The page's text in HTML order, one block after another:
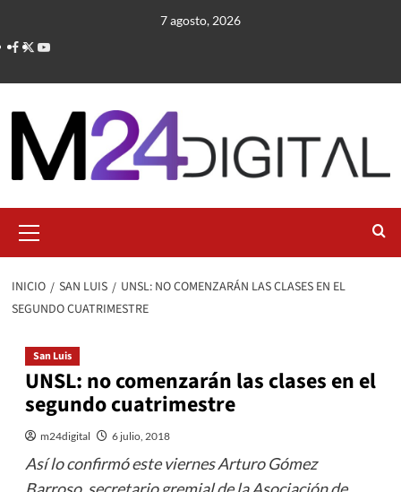
contenido
7 agosto, 2026
primario
INICIO SAN LUIS
UNSL: NO COMENZARÁN LAS CLASES EN EL
SEGUNDO CUATRIMESTRE
San Luis
UNSL: no comenzarán las clases en el
segundo cuatrimestre
m24digital 6 julio, 2018
Así lo confirmó este viernes Arturo Gómez